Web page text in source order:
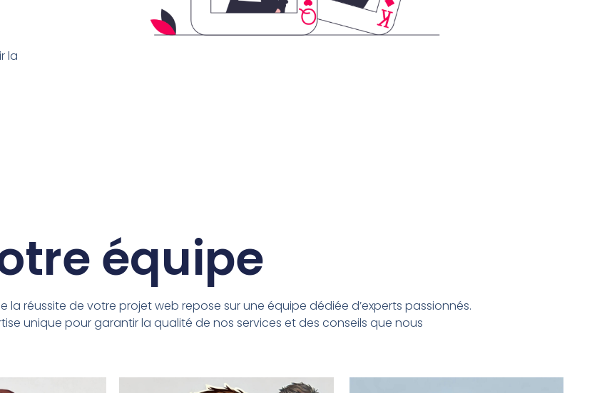
la
équipe
la réussite de votre projet web repose sur une équipe dédiée d’experts passionnés.
unique pour garantir la qualité de nos services et des conseils que nous